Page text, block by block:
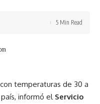
5 Min Read
temperaturas de 30 a
informó el Servicio